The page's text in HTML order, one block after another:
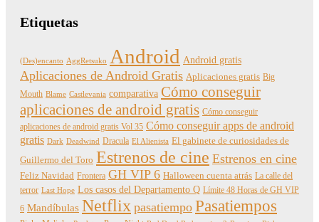
Etiquetas
(Des)encanto AggRetsuko Android Android gratis
Aplicaciones de Android Gratis Aplicaciones gratis Big
Mouth Blame Castlevania comparativa Cómo conseguir
aplicaciones de android gratis Cómo conseguir
aplicaciones de android gratis Vol 35 Cómo conseguir apps de android
gratis Dark Deadwind Dracula El Alienista El gabinete de curiosidades de
Guillermo del Toro Estrenos de cine Estrenos en cine
Feliz Navidad Frontera GH VIP 6 Halloween cuenta atrás La calle del
terror Last Hope Los casos del Departamento Q Límite 48 Horas de GH VIP
6 Mandíbulas Netflix pasatiempo Pasatiempos